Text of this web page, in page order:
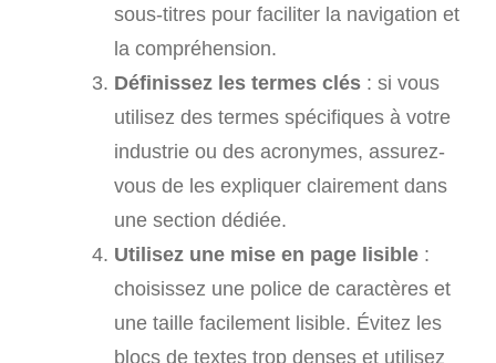
sous-titres pour faciliter la navigation et
la compréhension.
Définissez les termes clés : si vous
utilisez des termes spécifiques à votre
industrie ou des acronymes, assurez-
vous de les expliquer clairement dans
une section dédiée.
Utilisez une mise en page lisible :
choisissez une police de caractères et
une taille facilement lisible. Évitez les
blocs de textes trop denses et utilisez